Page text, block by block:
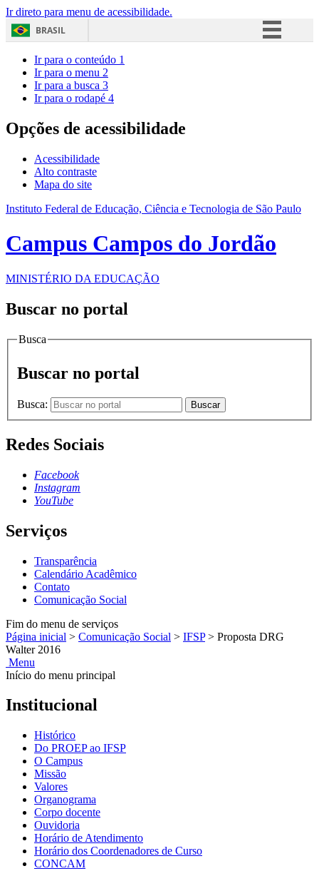
Ir direto para menu de acessibilidade.
BRASIL
Acesso à informação
Ir para o conteúdo 1
Ir para o menu 2
Ir para a busca 3
Ir para o rodapé 4
Opções de acessibilidade
Acessibilidade
Alto contraste
Mapa do site
Instituto Federal de Educação, Ciência e Tecnologia de São Paulo
Campus Campos do Jordão
MINISTÉRIO DA EDUCAÇÃO
Buscar no portal
Busca
Buscar no portal
Busca: Buscar
Redes Sociais
Facebook
Instagram
YouTube
Serviços
Transparência
Calendário Acadêmico
Contato
Comunicação Social
Fim do menu de serviços
Página inicial > Comunicação Social > IFSP > Proposta DRG
Walter 2016
Menu
Início do menu principal
Institucional
Histórico
Do PROEP ao IFSP
O Campus
Missão
Valores
Organograma
Corpo docente
Ouvidoria
Horário de Atendimento
Horário dos Coordenadores de Curso
CONCAM